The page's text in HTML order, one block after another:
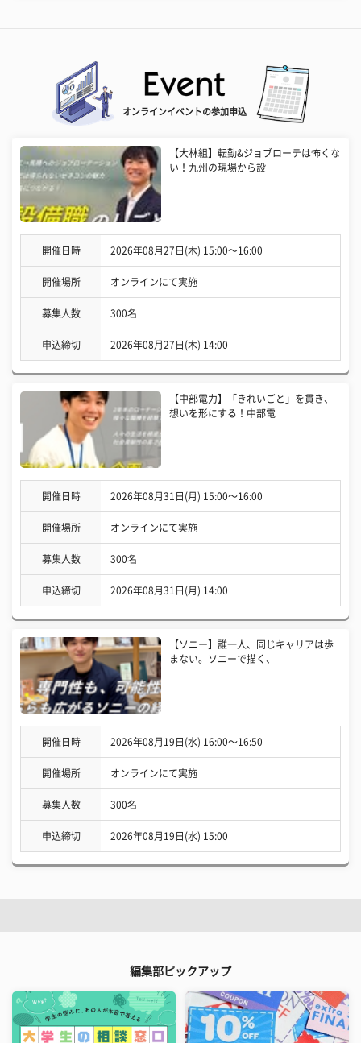
オンラインイベントの参加申込
【大林組】転勤&ジョブローテは怖くな
い！九州の現場から設
開催日時 2026年08月27日(木) 15:00〜16:00
開催場所 オンラインにて実施
募集人数 300名
申込締切 2026年08月27日(木) 14:00
【中部電力】「きれいごと」を貫き、
想いを形にする！中部電
開催日時 2026年08月31日(月) 15:00〜16:00
開催場所 オンラインにて実施
募集人数 300名
申込締切 2026年08月31日(月) 14:00
【ソニー】誰一人、同じキャリアは歩
まない。ソニーで描く、
開催日時 2026年08月19日(水) 16:00〜16:50
開催場所 オンラインにて実施
募集人数 300名
申込締切 2026年08月19日(水) 15:00
編集部ピックアップ